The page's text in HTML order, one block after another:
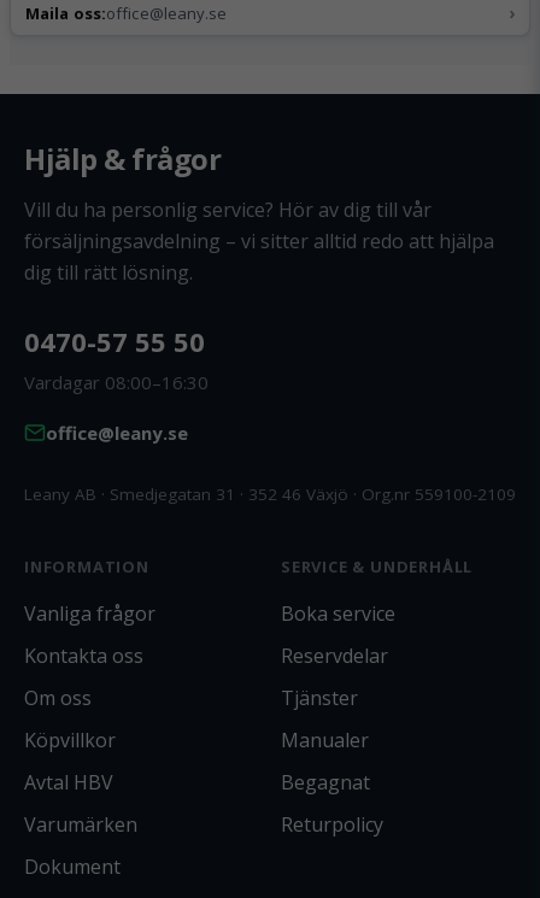
Maila oss:office@leany.se ›
Hjälp & frågor
Vill du ha personlig service? Hör av dig till vår
försäljningsavdelning – vi sitter alltid redo att hjälpa
dig till rätt lösning.
0470-57 55 50
Vardagar 08:00–16:30
office@leany.se
Leany AB · Smedjegatan 31 · 352 46 Växjö · Org.nr 559100-2109
INFORMATION
Vanliga frågor
Kontakta oss
Om oss
Köpvillkor
Avtal HBV
Varumärken
Dokument
SERVICE & UNDERHÅLL
Boka service
Reservdelar
Tjänster
Manualer
Begagnat
Returpolicy